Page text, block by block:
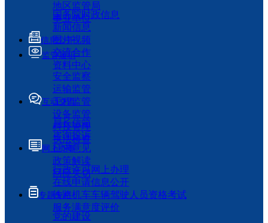
地区监管局
事业单位
国务院时政信息
新闻信息
图片视频
交流合作
资料中心
信息公开
监管履职
安全监察
运输监管
工程监管
设备监管
科技管理
执法检查
互动交流
局长信箱
咨询投诉
征求意见
政策解读
回应关切
网上办事
行政许可网上办理
在线申请信息公开
铁路机车车辆驾驶人员资格考试
服务满意度评价
专题专栏
党的建设